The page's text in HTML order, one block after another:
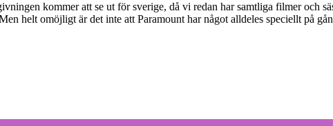
kommer att se ut för sverige, då vi redan har samtliga filmer och
helt omöjligt är det inte att Paramount har något alldeles speciellt på